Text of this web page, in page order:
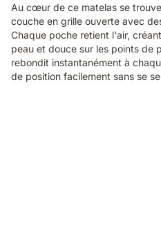
showing
the
material
technology
of
the
Au cœur de ce matelas se
couche en grille ouverte avec
Chaque poche retient l'air,
peau et douce sur les points de
rebondit instantanément à
de position facilement sans se